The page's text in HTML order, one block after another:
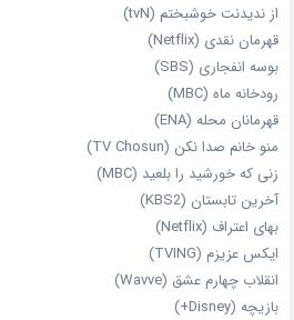
از ندیدنت خوشبختم (tvN)
قهرمان نقدی (Netflix)
بوسه انفجاری (SBS)
رودخانه ماه (MBC)
قهرمانان محله (ENA)
منو خانم صدا نکن (TV Chosun)
زنی که خورشید را بلعید (MBC)
آخرین تابستان (KBS2)
بهای اعتراف (Netflix)
ایکس عزیزم (TVING)
انقلاب چهارم عشق (Wavve)
بازیچه (Disney+)